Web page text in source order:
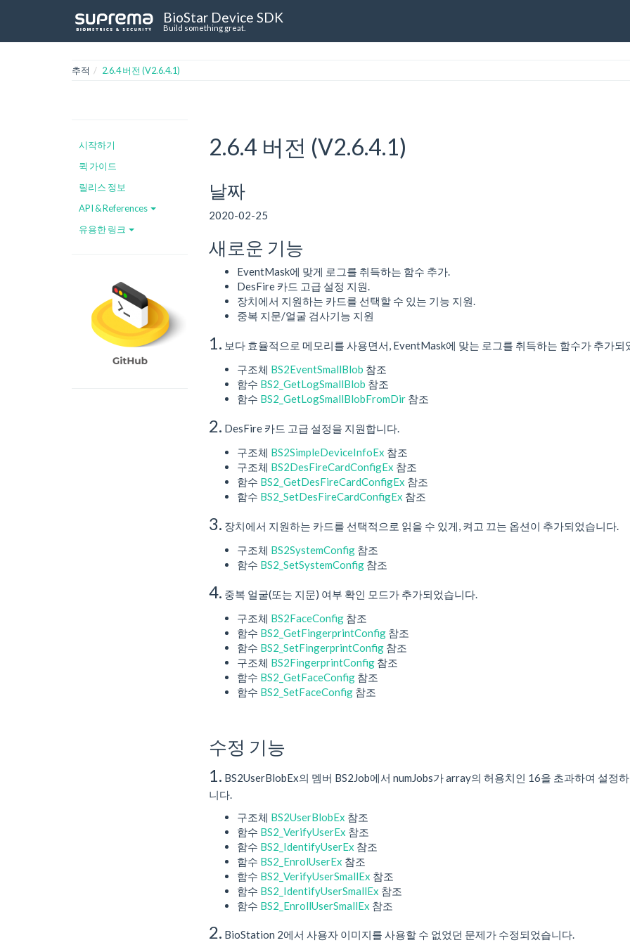
BioStar Device SDK
Build something great.
추적 2.6.4 버전 (V2.6.4.1)
시작하기
퀵 가이드
릴리스 정보
API & References
유용한 링크
2.6.4 버전 (V2.6.4.1)
날짜
2020-02-25
새로운 기능
EventMask에 맞게 로그를 취득하는 함수 추가.
DesFire 카드 고급 설정 지원.
장치에서 지원하는 카드를 선택할 수 있는 기능 지원.
중복 지문/얼굴 검사기능 지원
1. 보다 효율적으로 메모리를 사용면서, EventMask에 맞는 로그를 취득하는 함수가 추가되
구조체 BS2EventSmallBlob 참조
함수 BS2_GetLogSmallBlob 참조
함수 BS2_GetLogSmallBlobFromDir 참조
2. DesFire 카드 고급 설정을 지원합니다.
구조체 BS2SimpleDeviceInfoEx 참조
구조체 BS2DesFireCardConfigEx 참조
함수 BS2_GetDesFireCardConfigEx 참조
함수 BS2_SetDesFireCardConfigEx 참조
3. 장치에서 지원하는 카드를 선택적으로 읽을 수 있게, 켜고 끄는 옵션이 추가되었습니다.
구조체 BS2SystemConfig 참조
함수 BS2_SetSystemConfig 참조
4. 중복 얼굴(또는 지문) 여부 확인 모드가 추가되었습니다.
구조체 BS2FaceConfig 참조
함수 BS2_GetFingerprintConfig 참조
함수 BS2_SetFingerprintConfig 참조
구조체 BS2FingerprintConfig 참조
함수 BS2_GetFaceConfig 참조
함수 BS2_SetFaceConfig 참조
수정 기능
1. BS2UserBlobEx의 멤버 BS2Job에서 numJobs가 array의 허용치인 16을 초과하여 설정
니다.
구조체 BS2UserBlobEx 참조
함수 BS2_VerifyUserEx 참조
함수 BS2_IdentifyUserEx 참조
함수 BS2_EnrolUserEx 참조
함수 BS2_VerifyUserSmallEx 참조
함수 BS2_IdentifyUserSmallEx 참조
함수 BS2_EnrollUserSmallEx 참조
2. BioStation 2에서 사용자 이미지를 사용할 수 없었던 문제가 수정되었습니다.